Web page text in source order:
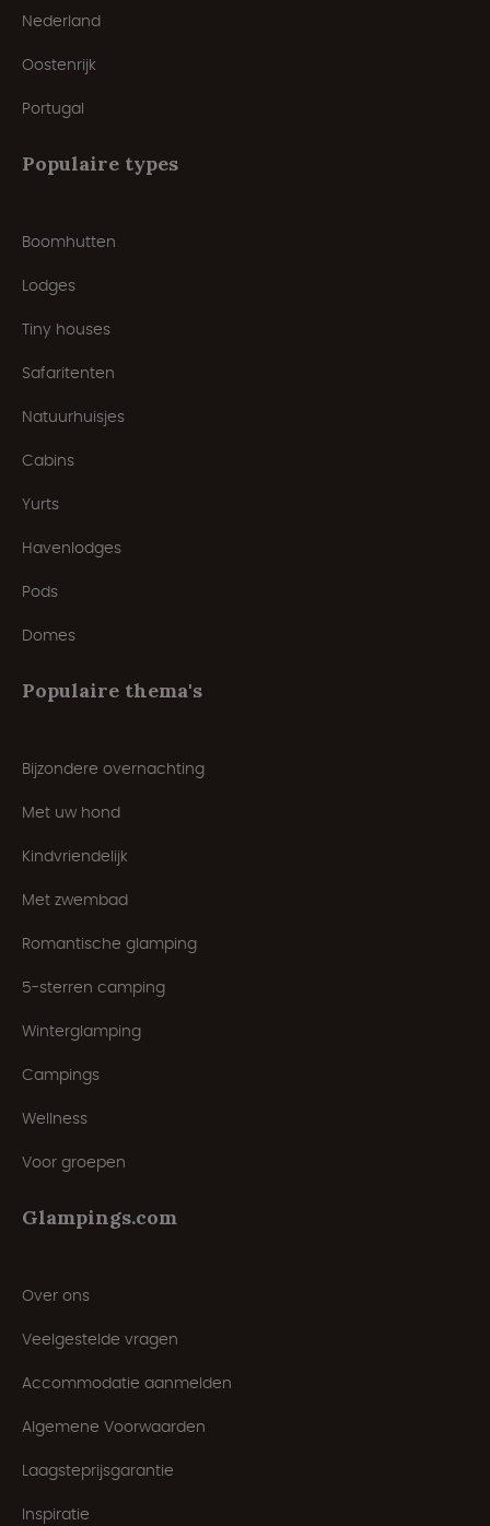
Nederland
Oostenrijk
Portugal
Populaire types
Boomhutten
Lodges
Tiny houses
Safaritenten
Natuurhuisjes
Cabins
Yurts
Havenlodges
Pods
Domes
Populaire thema's
Bijzondere overnachting
Met uw hond
Kindvriendelijk
Met zwembad
Romantische glamping
5-sterren camping
Winterglamping
Campings
Wellness
Voor groepen
Glampings.com
Over ons
Veelgestelde vragen
Accommodatie aanmelden
Algemene Voorwaarden
Laagsteprijsgarantie
Inspiratie